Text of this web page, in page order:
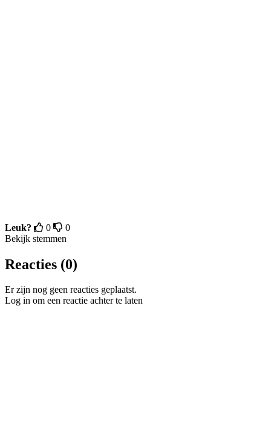
Leuk? 0
0
Bekijk stemmen
Reacties (0)
Er zijn nog geen reacties geplaatst.
Log in om een reactie achter te laten